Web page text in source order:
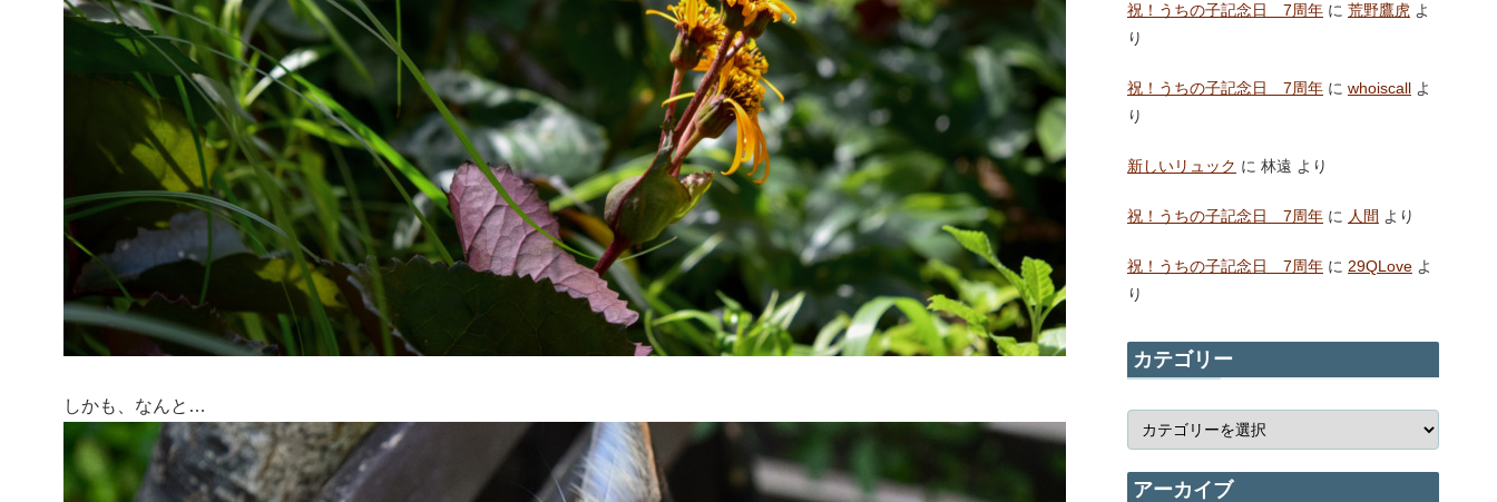
しかも、なんと…
祝！うちの子記念日 7周年 に 荒野鷹虎 よ
り
祝！うちの子記念日 7周年 に whoiscall よ
り
新しいリュック に 林遠 より
祝！うちの子記念日 7周年 に 人間 より
祝！うちの子記念日 7周年 に 29QLove よ
り
カテゴリー
アーカイブ